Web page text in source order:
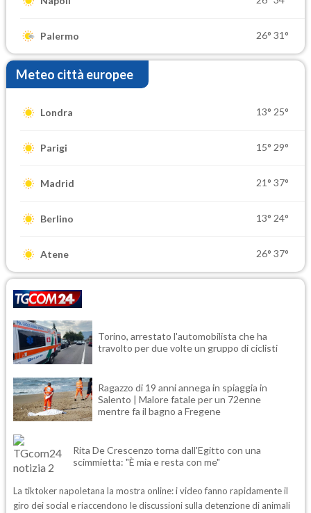
Palermo 26° 31°
Meteo città europee
Londra 13° 25°
Parigi 15° 29°
Madrid 21° 37°
Berlino 13° 24°
Atene 26° 37°
Torino, arrestato l'automobilista che ha
travolto per due volte un gruppo di ciclisti
Ragazzo di 19 anni annega in spiaggia in
Salento | Malore fatale per un 72enne
mentre fa il bagno a Fregene
Rita De Crescenzo torna dall'Egitto con una
scimmietta: "È mia e resta con me"
La tiktoker napoletana la mostra online: i video fanno rapidamente il
giro dei social e riaccendono le discussioni sulla detenzione di animali